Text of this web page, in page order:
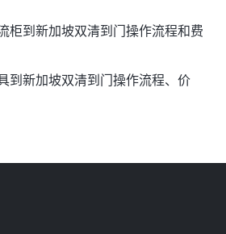
柜到新加坡双清到门操作流程和费
到新加坡双清到门操作流程、价